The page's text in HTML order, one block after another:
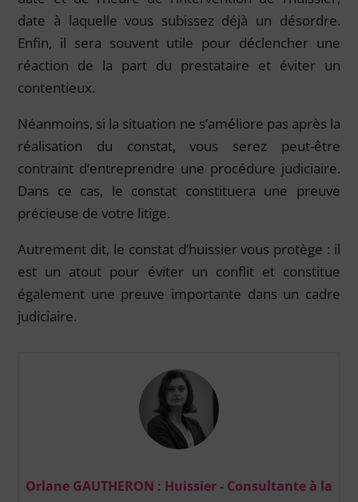
date à laquelle vous subissez déjà un désordre.
Enfin, il sera souvent utile pour déclencher une
réaction de la part du prestataire et éviter un
contentieux.
Néanmoins, si la situation ne s’améliore pas après la
réalisation du constat, vous serez peut-être
contraint d’entreprendre une procédure judiciaire.
Dans ce cas, le constat constituera une preuve
précieuse de votre litige.
Autrement dit, le constat d’huissier vous protège : il
est un atout pour éviter un conflit et constitue
également une preuve importante dans un cadre
judiciaire.
Orlane GAUTHERON : Huissier - Consultante à la